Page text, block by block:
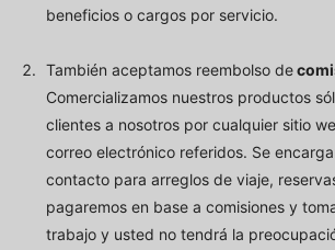
beneficios o cargos por servicio.
También aceptamos reembolso de
Comercializamos nuestros productos
clientes a nosotros por cualquier sitio
correo electrónico referidos. Se
contacto para arreglos de viaje,
pagaremos en base a comisiones y
trabajo y usted no tendrá la